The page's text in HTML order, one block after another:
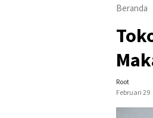
Beranda
Root
Februari 29